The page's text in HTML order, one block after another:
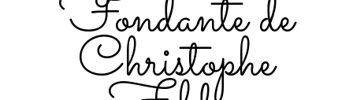
Fondante de
Christophe